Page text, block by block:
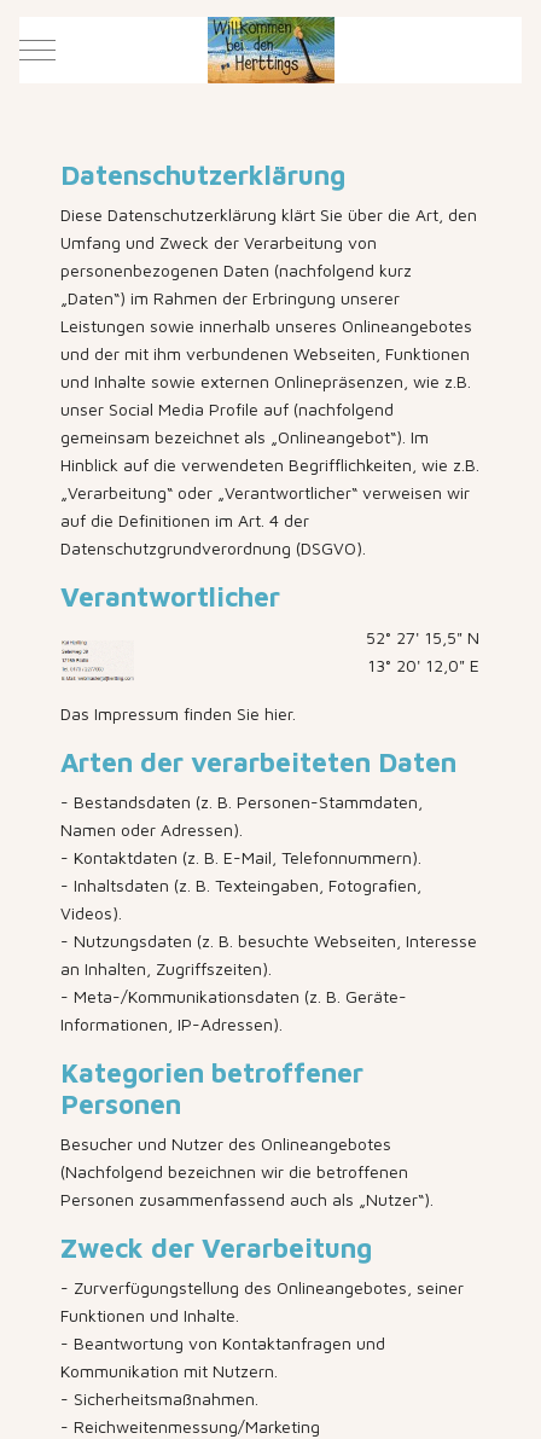
Mobile Menu Toggle
Datenschutzerklärung
Diese Datenschutzerklärung klärt Sie über die Art, den
Umfang und Zweck der Verarbeitung von
personenbezogenen Daten (nachfolgend kurz
„Daten“) im Rahmen der Erbringung unserer
Leistungen sowie innerhalb unseres Onlineangebotes
und der mit ihm verbundenen Webseiten, Funktionen
und Inhalte sowie externen Onlinepräsenzen, wie z.B.
unser Social Media Profile auf (nachfolgend
gemeinsam bezeichnet als „Onlineangebot“). Im
Hinblick auf die verwendeten Begrifflichkeiten, wie z.B.
„Verarbeitung“ oder „Verantwortlicher“ verweisen wir
auf die Definitionen im Art. 4 der
Datenschutzgrundverordnung (DSGVO).
Verantwortlicher
52° 27' 15,5" N
13° 20' 12,0" E
Das Impressum finden Sie hier.
Arten der verarbeiteten Daten
- Bestandsdaten (z. B. Personen-Stammdaten,
Namen oder Adressen).
- Kontaktdaten (z. B. E-Mail, Telefonnummern).
- Inhaltsdaten (z. B. Texteingaben, Fotografien,
Videos).
- Nutzungsdaten (z. B. besuchte Webseiten, Interesse
an Inhalten, Zugriffszeiten).
- Meta-/Kommunikationsdaten (z. B. Geräte-
Informationen, IP-Adressen).
Kategorien betroffener
Personen
Besucher und Nutzer des Onlineangebotes
(Nachfolgend bezeichnen wir die betroffenen
Personen zusammenfassend auch als „Nutzer“).
Zweck der Verarbeitung
- Zurverfügungstellung des Onlineangebotes, seiner
Funktionen und Inhalte.
- Beantwortung von Kontaktanfragen und
Kommunikation mit Nutzern.
- Sicherheitsmaßnahmen.
- Reichweitenmessung/Marketing